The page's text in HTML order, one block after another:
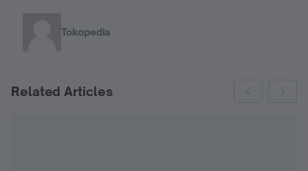
Tokopedia
Related Articles